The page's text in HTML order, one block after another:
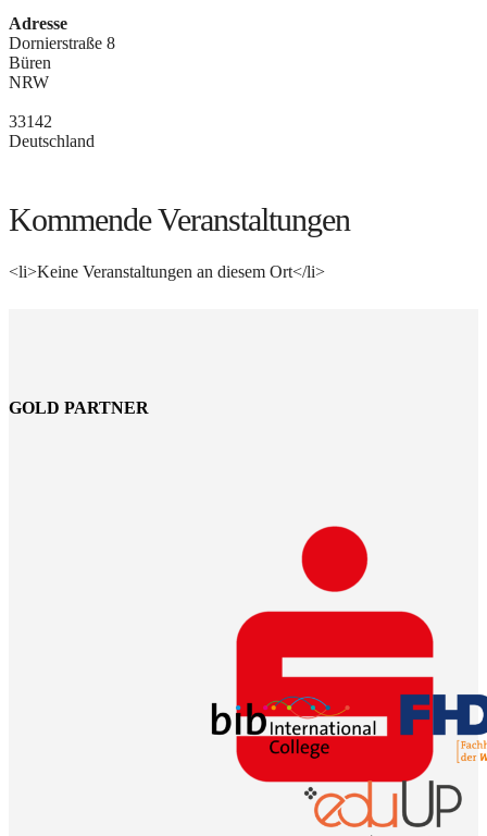
Adresse
Dornierstraße 8
Büren
NRW
33142
Deutschland
Kommende Veranstaltungen
<li>Keine Veranstaltungen an diesem Ort</li>
GOLD PARTNER